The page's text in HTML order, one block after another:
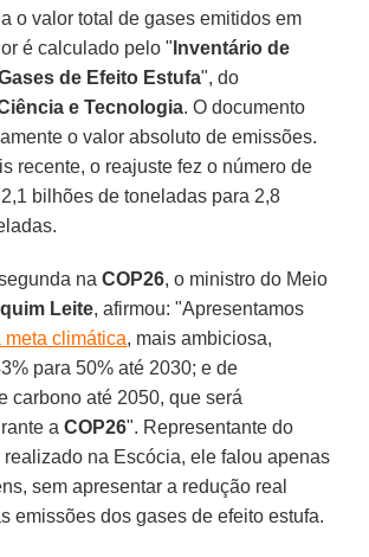
o valor total de gases emitidos em
é calculado pelo " Inventário de
de Efeito Estufa", do
e Tecnologia. O documento
o valor absoluto de emissões.
recente, o reajuste fez o número de
bilhões de toneladas para 2,8
naCOP26, o ministro do Meio
Leite, afirmou: "Apresentamos
meta climática, mais ambiciosa,
para 50% até 2030; e de
carbono até 2050, que será
aCOP26". Representante do
realizado na Escócia, ele falou apenas
sem apresentar a redução real
emissões dos gases de efeito estufa.